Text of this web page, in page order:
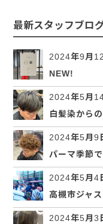
最新スタッフブロ
2024年9月
NEW!
2024年5月
白髪染から
2024年5月9
パーマ季節
2024年5月4
高槻市ジャ
2024年5月3